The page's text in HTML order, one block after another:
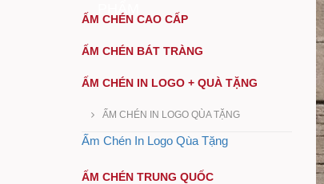
PHẨM
ẤM CHÉN CAO CẤP
ẤM CHÉN BÁT TRÀNG
ẤM CHÉN IN LOGO + QUÀ TẶNG
ẤM CHÉN IN LOGO QÙA TẶNG
Ấm Chén In Logo Qùa Tặng
ẤM CHÉN TRUNG QUỐC